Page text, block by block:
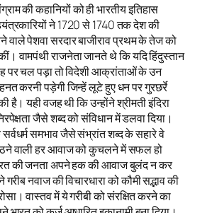
की कहानियों को ही भारतीय इतिहास
ने 1720 से 1740 तक देश की
वाले पेशवा सरदार बाजीराव प्रथम के तेज को
वामपंथी राजनेता जानते थे कि यदि हिंदुस्तान
पर चल पड़ा तो विदेशी आक्रांताओं के उन
करनी पड़ेगी जिन्हें लूटे हुए धन पर गुरछर्रे
यही वजह थी कि उन्होंने श्रीमती इंदिरा
जैसे शब्द को संविधान में डलवा दिया।
समभाव जैसे संभ्रांत शब्द के सहारे वे
वाली हर आवाज को कुचलने में सफल हो
की जनता अपने हक की आवाज बुलंद न कर
नवाज की विचारधारा को कौमी सद्भाव की
वास्तव में ये गरीबी को संरक्षित करने का